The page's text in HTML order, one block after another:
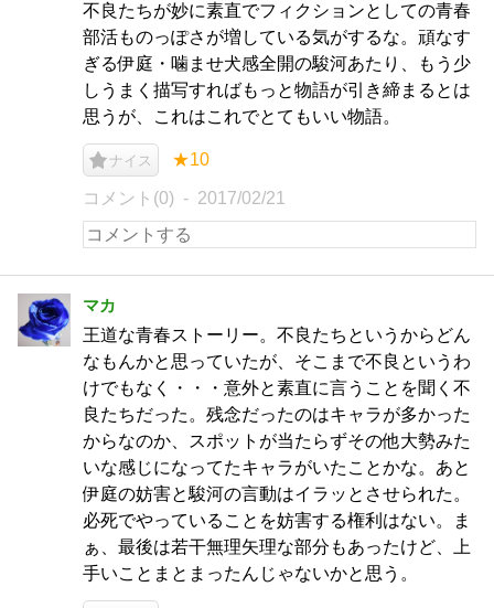
不良たちが妙に素直でフィクションとしての青春
部活ものっぽさが増している気がするな。頑なす
ぎる伊庭・噛ませ犬感全開の駿河あたり、もう少
しうまく描写すればもっと物語が引き締まるとは
思うが、これはこれでとてもいい物語。
ナイス ★10
コメント(0) 2017/02/21
マカ
王道な青春ストーリー。不良たちというからどん
なもんかと思っていたが、そこまで不良というわ
けでもなく・・・意外と素直に言うことを聞く不
良たちだった。残念だったのはキャラが多かった
からなのか、スポットが当たらずその他大勢みた
いな感じになってたキャラがいたことかな。あと
伊庭の妨害と駿河の言動はイラッとさせられた。
必死でやっていることを妨害する権利はない。ま
ぁ、最後は若干無理矢理な部分もあったけど、上
手いことまとまったんじゃないかと思う。